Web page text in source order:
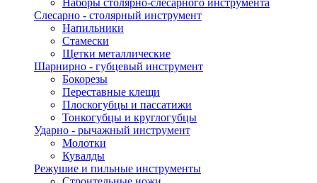
Наборы столярно-слесарного инструмента
Слесарно - столярный инструмент
Напильники
Стамески
Щетки металлические
Шарнирно - губцевый инструмент
Бокорезы
Переставные клещи
Плоскогубцы и пассатижи
Тонкогубцы и круглогубцы
Ударно - рычажный инструмент
Молотки
Кувалды
Режушие и пильные инструменты